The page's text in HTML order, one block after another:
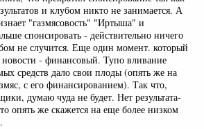
и клубом никто не занимается. А
"газмясовость" "Иртыша" и
спонсировать - действительно ничего
не случится. Еще один момент. который
новости - финансовый. Тупо вливание
средств дало свои плоды (опять же на
с его финансированием). Так что,
думаю чуда не будет. Нет результата-
опять же скажется на еще более низком